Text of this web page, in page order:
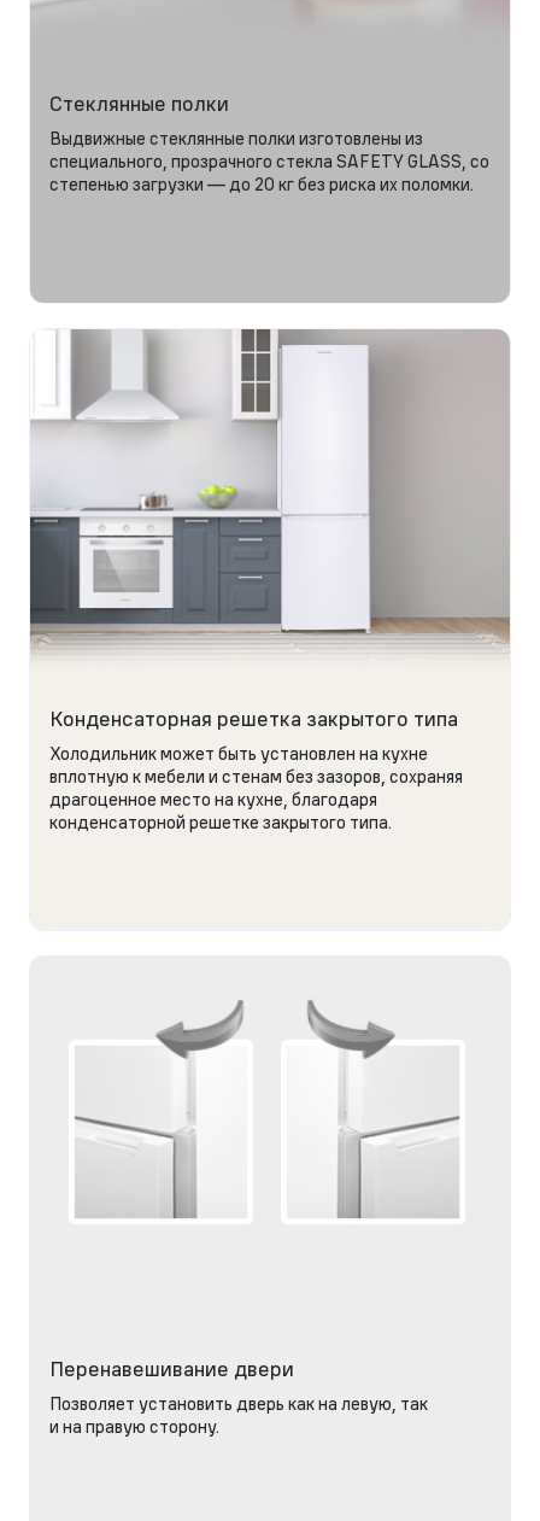
Стеклянные полки
Выдвижные стеклянные полки изготовлены из
специального, прозрачного стекла SAFETY GLASS, со
степенью загрузки — до 20 кг без риска их поломки.
Конденсаторная решетка закрытого типа
Холодильник может быть установлен на кухне
вплотную к мебели и стенам без зазоров, сохраняя
драгоценное место на кухне, благодаря
конденсаторной решетке закрытого типа.
Перенавешивание двери
Позволяет установить дверь как на левую, так
и на правую сторону.